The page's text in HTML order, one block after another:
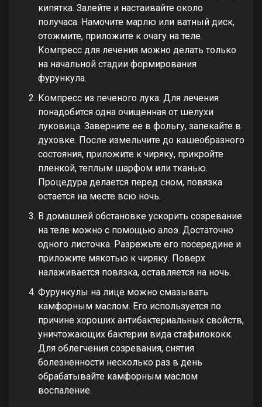
кипятка. Залейте и настаивайте около
получаса. Намочите марлю или ватный диск,
отожмите, приложите к очагу на теле.
Компресс для лечения можно делать только
на начальной стадии формирования
фурункула.
Компресс из печеного лука. Для лечения
понадобится одна очищенная от шелухи
луковица. Заверните ее в фольгу, запекайте в
духовке. После измельчите до кашеобразного
состояния, приложите к чиряку, прикройте
пленкой, теплым шарфом или тканью.
Процедура делается перед сном, повязка
остается на месте всю ночь.
В домашней обстановке ускорить созревание
на теле можно с помощью алоэ. Достаточно
одного листочка. Разрежьте его посередине и
приложите мякотью к чиряку. Поверх
налаживается повязка, оставляется на ночь.
Фурункулы на лице можно смазывать
камфорным маслом. Его используется по
причине хороших антибактериальных свойств,
уничтожающих бактерии вида стафилококк.
Для облегчения созревания, снятия
болезненности несколько раз в день
обрабатывайте камфорным маслом
воспаление.